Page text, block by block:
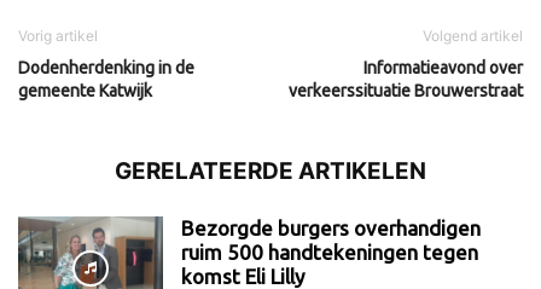
Vorig artikel
Dodenherdenking in de
gemeente Katwijk
Volgend artikel
Informatieavond over
verkeerssituatie Brouwerstraat
GERELATEERDE ARTIKELEN
Bezorgde burgers overhandigen
ruim 500 handtekeningen tegen
komst Eli Lilly